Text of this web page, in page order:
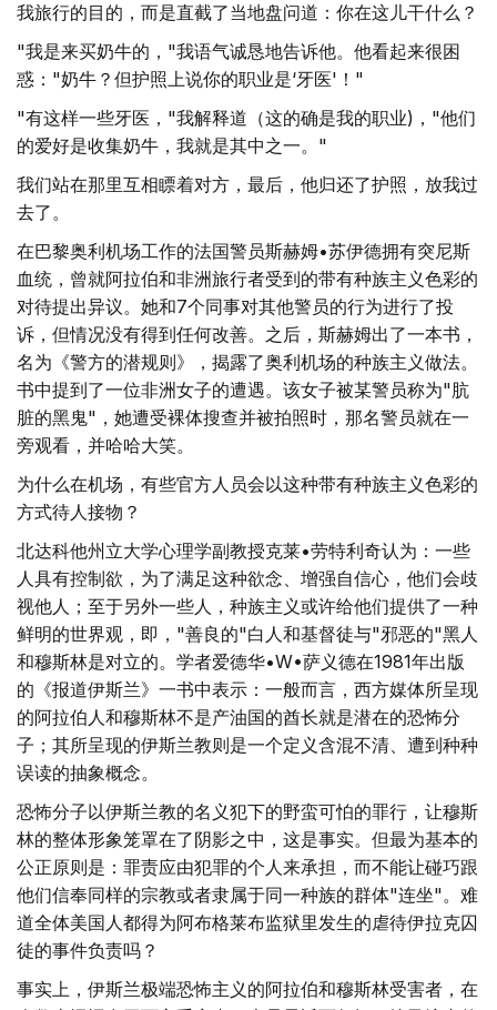
我旅行的目的，而是直截了当地盘问道：你在这儿干什么？
"我是来买奶牛的，"我语气诚恳地告诉他。他看起来很困
惑："奶牛？但护照上说你的职业是‘牙医'！"
"有这样一些牙医，"我解释道（这的确是我的职业)，"他们
的爱好是收集奶牛，我就是其中之一。"
我们站在那里互相瞟着对方，最后，他归还了护照，放我过
去了。
在巴黎奥利机场工作的法国警员斯赫姆•苏伊德拥有突尼斯
血统，曾就阿拉伯和非洲旅行者受到的带有种族主义色彩的
对待提出异议。她和7个同事对其他警员的行为进行了投
诉，但情况没有得到任何改善。之后，斯赫姆出了一本书，
名为《警方的潜规则》，揭露了奥利机场的种族主义做法。
书中提到了一位非洲女子的遭遇。该女子被某警员称为"肮
脏的黑鬼"，她遭受裸体搜查并被拍照时，那名警员就在一
旁观看，并哈哈大笑。
为什么在机场，有些官方人员会以这种带有种族主义色彩的
方式待人接物？
北达科他州立大学心理学副教授克莱•劳特利奇认为：一些
人具有控制欲，为了满足这种欲念、增强自信心，他们会歧
视他人；至于另外一些人，种族主义或许给他们提供了一种
鲜明的世界观，即，"善良的"白人和基督徒与"邪恶的"黑人
和穆斯林是对立的。学者爱德华•W•萨义德在1981年出版
的《报道伊斯兰》一书中表示：一般而言，西方媒体所呈现
的阿拉伯人和穆斯林不是产油国的酋长就是潜在的恐怖分
子；其所呈现的伊斯兰教则是一个定义含混不清、遭到种种
误读的抽象概念。
恐怖分子以伊斯兰教的名义犯下的野蛮可怕的罪行，让穆斯
林的整体形象笼罩在了阴影之中，这是事实。但最为基本的
公正原则是：罪责应由犯罪的个人来承担，而不能让碰巧跟
他们信奉同样的宗教或者隶属于同一种族的群体"连坐"。难
道全体美国人都得为阿布格莱布监狱里发生的虐待伊拉克囚
徒的事件负责吗？
事实上，伊斯兰极端恐怖主义的阿拉伯和穆斯林受害者，在